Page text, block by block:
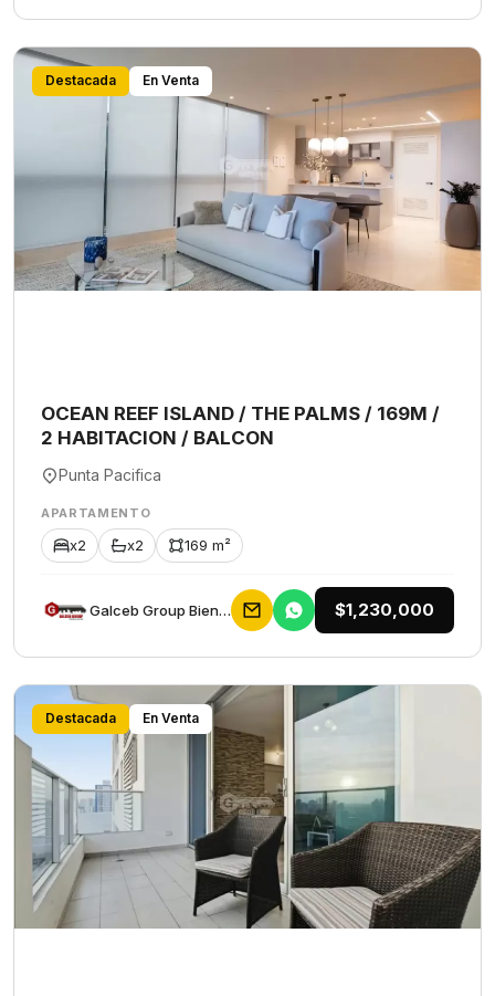
Destacada En Venta
OCEAN REEF ISLAND / THE PALMS / 169M /
2 HABITACION / BALCON
Punta Pacifica
APARTAMENTO
x2 x2 169 m²
Galceb Group Bienes Raices $1,230,000
Destacada En Venta